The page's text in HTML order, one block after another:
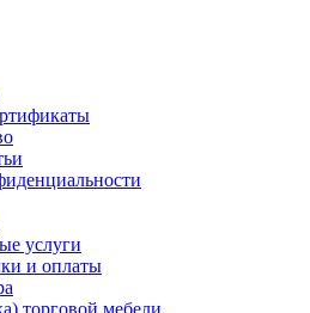
услуги
и оплаты
торговой мебели